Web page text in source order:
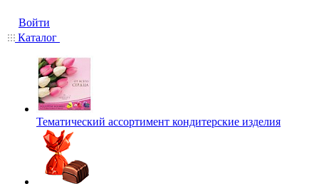
Войти
Каталог
Тематический ассортимент кондитерские изделия